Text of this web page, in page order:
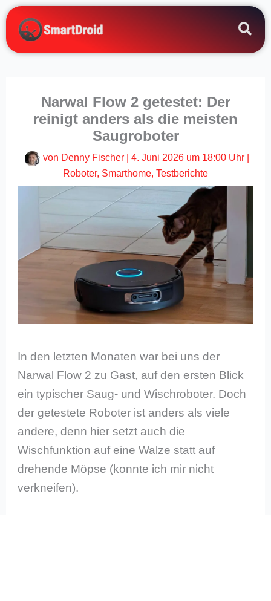
Zum
Inhalt
springen
Narwal Flow 2 getestet: Der
reinigt anders als die meisten
Saugroboter
von Denny Fischer 4. Juni 2026 um 18:00 Uhr
Roboter, Smarthome, Testberichte
In den letzten Monaten war bei uns der
Narwal Flow 2 zu Gast, auf den ersten Blick
ein typischer Saug- und Wischroboter. Doch
der getestete Roboter ist anders als viele
andere, denn hier setzt auch die
Wischfunktion auf eine Walze statt auf
drehende Möpse (konnte ich mir nicht
verkneifen).